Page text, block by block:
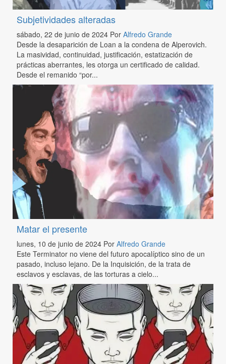
Subjetividades alteradas
sábado, 22 de junio de 2024 Por Alfredo Grande
Desde la desaparición de Loan a la condena de Alperovich.
La masividad, continuidad, justificación, estatización de
prácticas aberrantes, les otorga un certificado de calidad.
Desde el remanido “por...
Matar el presente
lunes, 10 de junio de 2024 Por Alfredo Grande
Este Terminator no viene del futuro apocalíptico sino de un
pasado, incluso lejano. De la Inquisición, de la trata de
esclavos y esclavas, de las torturas a cielo...